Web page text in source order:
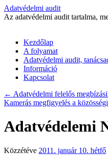
Adatvédelmi audit
Az adatvédelmi audit tartalma,
Kilépés
tartalomba
Kezdőlap
A folyamat
Adatvédelmi audit,
Információ
Kapcsolat
← Adatvédelmi felelős
Kamerás megfigyelés a
Adatvédelemi
Közzétéve 2011. január 10. hétfő